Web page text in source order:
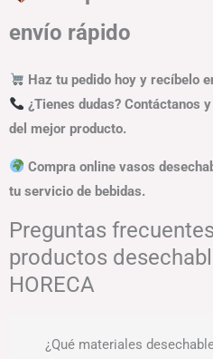
envío rápido
Haz tu pedido hoy y recíbelo
¿Tienes dudas? Contáctanos
del mejor producto.
Compra online vasos
tu servicio de bebidas.
Preguntas
productos
HORECA
¿Qué materiales